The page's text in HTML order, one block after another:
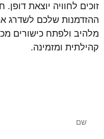
זוכים לחוויה יוצאת
ההזדמנות שלכם לשדרג
מלהיב ולפתח כישורים
קהילתית ומזמינה.